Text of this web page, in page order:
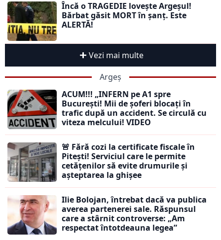
Încă o TRAGEDIE lovește Argeșul!
Bărbat găsit MORT în șanț. Este
ALERTĂ!
Vezi mai multe
Argeș
ACUM!!! „INFERN pe A1 spre
București! Mii de șoferi blocați în
trafic după un accident. Se circulă cu
viteza melcului! VIDEO
🚨 Fără cozi la certificate fiscale în
Pitești! Serviciul care le permite
cetățenilor să evite drumurile și
așteptarea la ghișee
Ilie Bolojan, întrebat dacă va publica
averea partenerei sale. Răspunsul
care a stârnit controverse: „Am
respectat întotdeauna legea”